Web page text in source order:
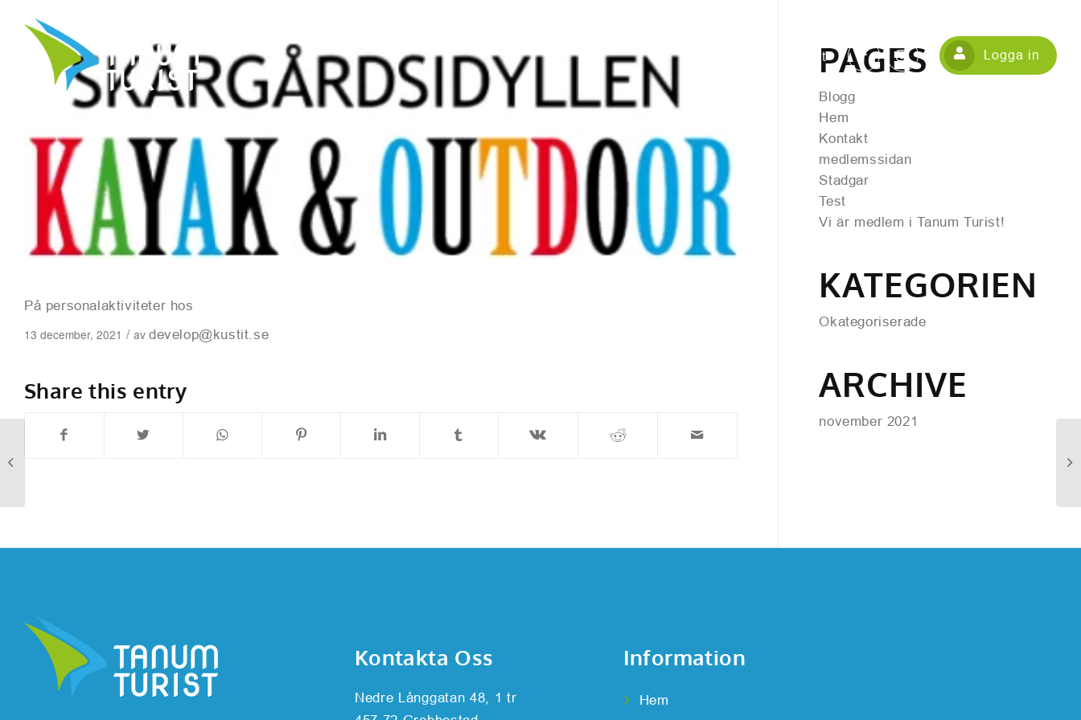
Logga in
Kontakt
På personalaktiviteter hos
13 december, 2021 / av develop@kustit.se
Share this entry
PAGES
Blogg
Hem
Kontakt
medlemssidan
Stadgar
Test
Vi är medlem i Tanum Turist!
KATEGORIEN
Okategoriserade
ARCHIVE
november 2021
Kontakta Oss
Nedre Långgatan 48, 1 tr
Information
Hem
På engelsk